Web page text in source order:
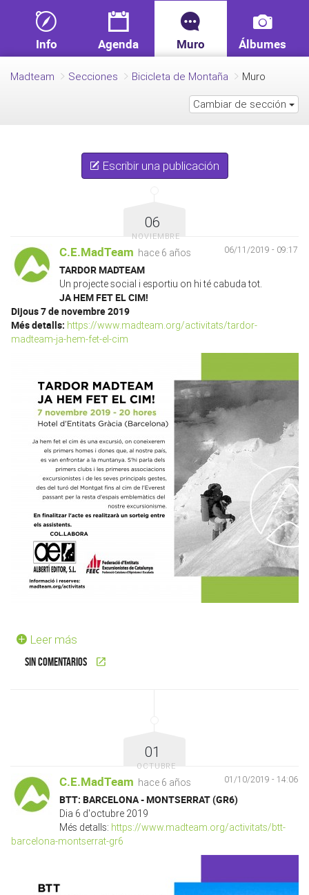
QUIEN SOMOS
HAZTE SOCIO
Info Agenda Muro Álbumes
Madteam Secciones Bicicleta de Montaña Muro
Cambiar de sección
Escribir una publicación
06
NOVIEMBRE
C.E.MadTeam hace 6 años 06/11/2019 - 09:17
TARDOR MADTEAM
Un projecte social i esportiu on hi té cabuda tot.
JA HEM FET EL CIM!
Dijous 7 de novembre 2019
Més detalls: https://www.madteam.org/activitats/tardor-
madteam-ja-hem-fet-el-cim
Leer más
Sin comentarios
01
OCTUBRE
C.E.MadTeam hace 6 años 01/10/2019 - 14:06
BTT: BARCELONA - MONTSERRAT (GR6)
Dia 6 d'octubre 2019
Més detalls: https://www.madteam.org/activitats/btt-
barcelona-montserrat-gr6